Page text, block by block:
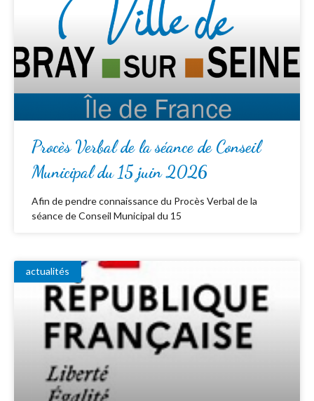
Procès Verbal de la séance de Conseil
Municipal du 15 juin 2026
Afin de pendre connaissance du Procès Verbal de la
séance de Conseil Municipal du 15
actualités